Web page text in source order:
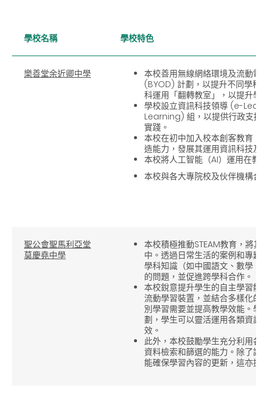
學校名稱 學校特色
樂善堂余近卿中學
本校善用無線網絡環境及流動電
(BYOD) 計劃，以提升不同學科
科運用「翻轉教室」，以提升學
學校設立資訊科技領導 (e-
Learning) 組，以提供行政支援
實踐。
本校在初中加入校本創客教育，
造能力，發展其運用資訊科技及
本校將人工智能（AI）運用在教
本校與各大專院校及伙伴機構合
聖公會聖馬利亞堂
莫慶堯中學
本校積極推動STEAM教育，將其
中。透過日常生活的案例和專題
學科知識（如中國語文、數學、
的問題，並促進跨學科合作。
本校銳意提升學生的自主學習能
流動學習裝置，並結合多樣化的
別學習需要並提高教學效能。學
劃，學生可以靈活運用各類資訊
效。
此外，本校鼓勵學生充分利用各
資料檢索和篩選的能力。除了讓
能確保學習內容的更新，這亦提